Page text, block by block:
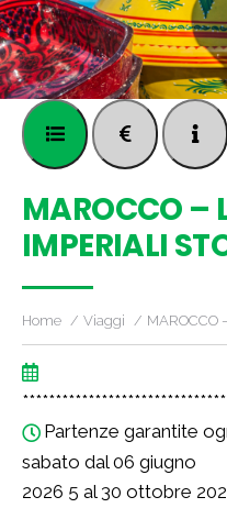
MAROCCO –
IMPERIALI
Home Viaggi MAROCCO
Partenze garantite
sabato dal 06 giugno
2026 5 al 30 ottobre